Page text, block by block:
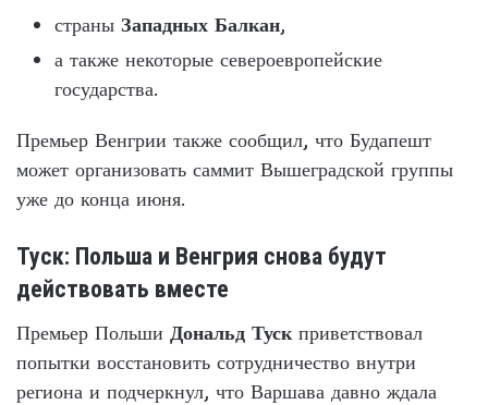
страны Западных Балкан,
а также некоторые североевропейские
государства.
Премьер Венгрии также сообщил, что Будапешт
может организовать саммит Вышеградской группы
уже до конца июня.
Туск: Польша и Венгрия снова будут
действовать вместе
Премьер Польши Дональд Тускприветствовал
попытки восстановить сотрудничество внутри
региона и подчеркнул, что Варшава давно ждала